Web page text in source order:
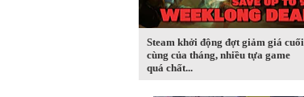
Steam khởi động đợt giảm giá cuối
cùng của tháng, nhiều tựa game
quá chất...